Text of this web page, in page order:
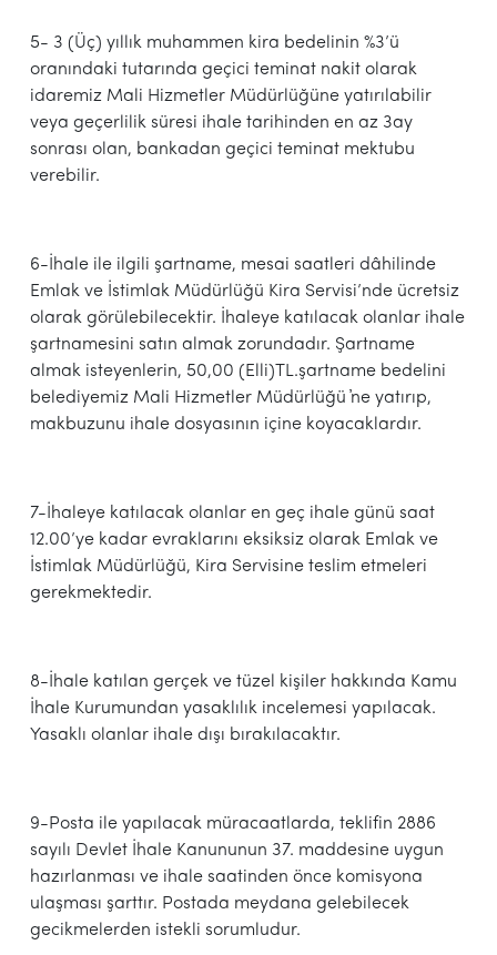
5- 3 (Üç) yıllık muhammen kira bedelinin %3’ü
oranındaki tutarında geçici teminat nakit olarak
idaremiz Mali Hizmetler Müdürlüğüne yatırılabilir
veya geçerlilik süresi ihale tarihinden en az 3ay
sonrası olan, bankadan geçici teminat mektubu
verebilir.
6-İhale ile ilgili şartname, mesai saatleri dâhilinde
Emlak ve İstimlak Müdürlüğü Kira Servisi’nde ücretsiz
olarak görülebilecektir. İhaleye katılacak olanlar ihale
şartnamesini satın almak zorundadır. Şartname
almak isteyenlerin, 50,00 (Elli)TL.şartname bedelini
belediyemiz Mali Hizmetler Müdürlüğü ҆ne yatırıp,
makbuzunu ihale dosyasının içine koyacaklardır.
7-İhaleye katılacak olanlar en geç ihale günü saat
12.00’ye kadar evraklarını eksiksiz olarak Emlak ve
İstimlak Müdürlüğü, Kira Servisine teslim etmeleri
gerekmektedir.
8-İhale katılan gerçek ve tüzel kişiler hakkında Kamu
İhale Kurumundan yasaklılık incelemesi yapılacak.
Yasaklı olanlar ihale dışı bırakılacaktır.
9-Posta ile yapılacak müracaatlarda, teklifin 2886
sayılı Devlet İhale Kanununun 37. maddesine uygun
hazırlanması ve ihale saatinden önce komisyona
ulaşması şarttır. Postada meydana gelebilecek
gecikmelerden istekli sorumludur.